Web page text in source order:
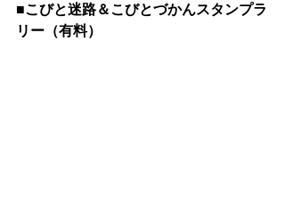
■こびと迷路＆こびとづかんスタンプラ
リー（有料）